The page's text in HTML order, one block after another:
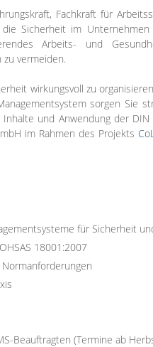
Fachkraft für
Sicherheit im
Arbeits- und
vermeiden.
wirkungsvoll zu
sorgen Sie
und Anwendung der
im Rahmen des Projekts
für Sicherheit
18001:2007
Beauftragten (Termine ab